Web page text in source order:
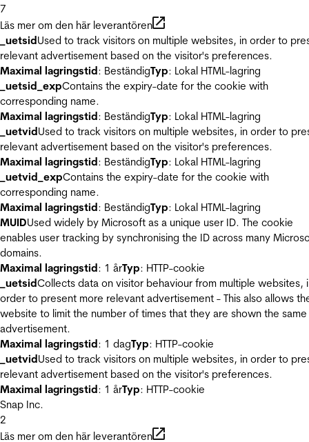
7
Läs mer om den här leverantören
_uetsidUsed to track visitors on multiple websites, in order to
relevant advertisement based on the visitor's preferences.
Maximal lagringstid: BeständigTyp: Lokal HTML-lagring
_uetsid_expContains the expiry-date for the cookie with
corresponding name.
Maximal lagringstid: BeständigTyp: Lokal HTML-lagring
_uetvidUsed to track visitors on multiple websites, in order to
relevant advertisement based on the visitor's preferences.
Maximal lagringstid: BeständigTyp: Lokal HTML-lagring
_uetvid_expContains the expiry-date for the cookie with
corresponding name.
Maximal lagringstid: BeständigTyp: Lokal HTML-lagring
MUIDUsed widely by Microsoft as a unique user ID. The cookie
enables user tracking by synchronising the ID across many
domains.
Maximal lagringstid: 1 årTyp: HTTP-cookie
_uetsidCollects data on visitor behaviour from multiple websites,
order to present more relevant advertisement - This also allows
website to limit the number of times that they are shown the same
advertisement.
Maximal lagringstid: 1 dagTyp: HTTP-cookie
_uetvidUsed to track visitors on multiple websites, in order to
relevant advertisement based on the visitor's preferences.
Maximal lagringstid: 1 årTyp: HTTP-cookie
Snap Inc.
2
Läs mer om den här leverantören